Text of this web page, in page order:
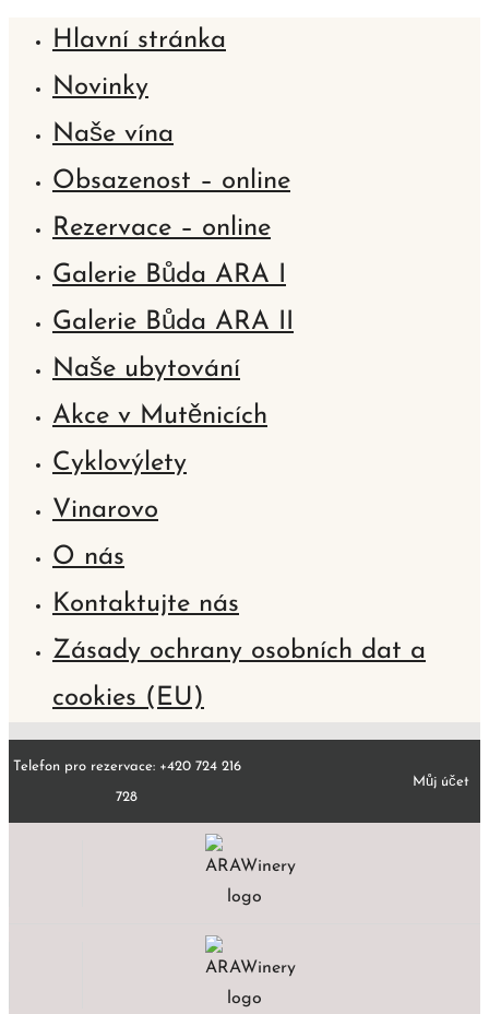
Hlavní stránka
Novinky
Naše vína
Obsazenost – online
Rezervace – online
Galerie Bůda ARA I
Galerie Bůda ARA II
Naše ubytování
Akce v Mutěnicích
Cyklovýlety
Vinarovo
O nás
Kontaktujte nás
Zásady ochrany osobních dat a
cookies (EU)
Telefon pro rezervace: +420 724 216
728
Můj účet